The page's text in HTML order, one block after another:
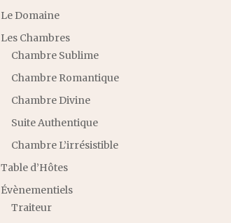
Le Domaine
Les Chambres
Chambre Sublime
Chambre Romantique
Chambre Divine
Suite Authentique
Chambre L’irrésistible
Table d’Hôtes
Évènementiels
Traiteur